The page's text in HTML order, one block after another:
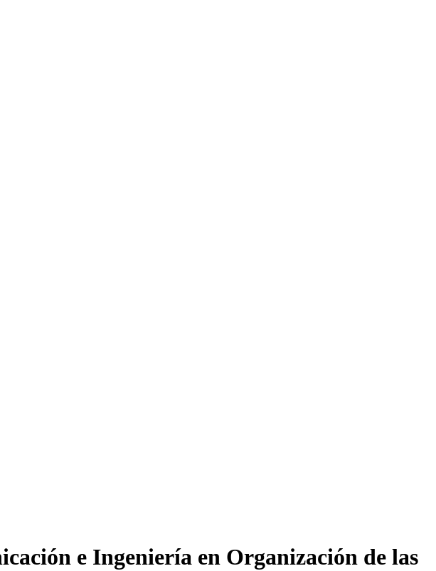
e Ingeniería en Organización de las